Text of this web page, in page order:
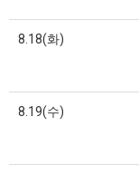
8.18(화)
8.19(수)